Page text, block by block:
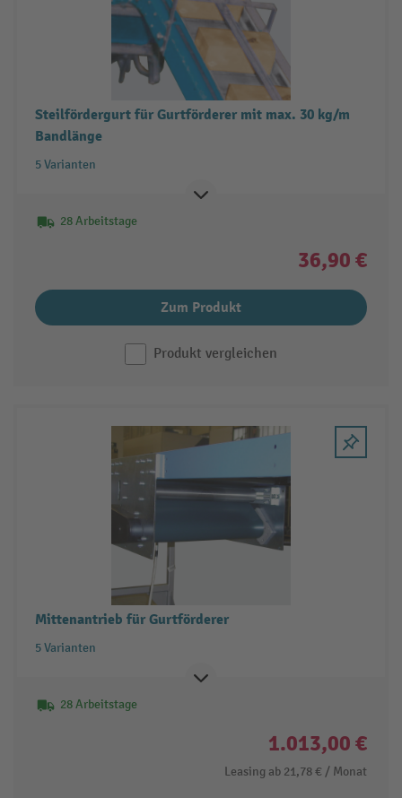
Steilfördergurt für Gurtförderer mit max. 30 kg/m
Bandlänge
5 Varianten
28 Arbeitstage
36,90 €
Zum Produkt
Produkt vergleichen
Mittenantrieb für Gurtförderer
5 Varianten
28 Arbeitstage
1.013,00 €
Leasing ab 21,78 € / Monat